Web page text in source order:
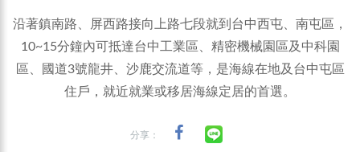
沿著鎮南路、屏西路接向上路七段就到台中西屯、南屯區，
10~15分鐘內可抵達台中工業區、精密機械園區及中科園
區、國道3號龍井、沙鹿交流道等，是海線在地及台中屯區
住戶，就近就業或移居海線定居的首選。
分享：